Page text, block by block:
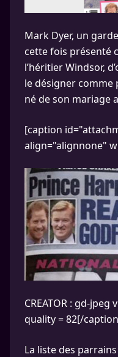
Mark Dyer, un
cette fois présenté
l’héritier Windsor,
le désigner comme
né de son mariage
[caption
align="alignnone"
CREATOR : gd-jpeg
quality = 82[/
La liste des parrains